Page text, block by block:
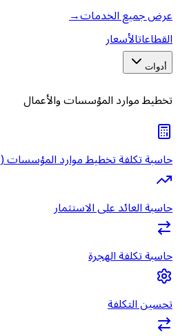
عرض جميع الخدمات→
القطاعاتالأسعار
أدوات
تخطيط موارد المؤسسات والأعمال
حاسبة تكلفة تخطيط موارد المؤسسات (ERP).
حاسبة العائد على الاستثمار
حاسبة تكلفة الهجرة
تحسين التكلفة